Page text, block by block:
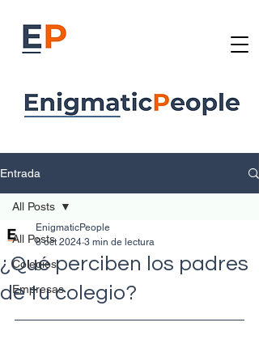
Entrada
All Posts
Colegios
Empresas
All Posts
¿Qué perciben los padres
de tu colegio?
EnigmaticPeople
8 oct 2024 3 min de lectura